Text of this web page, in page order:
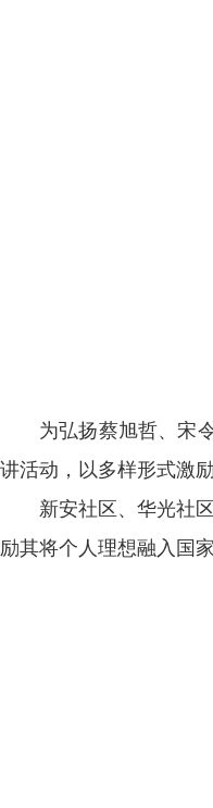
为弘扬蔡旭哲、宋
讲活动，以多样形式激
新安社区、华光社
励其将个人理想融入国